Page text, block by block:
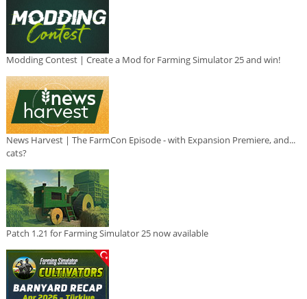
Modding Contest | Create a Mod for Farming Simulator 25 and win!
News Harvest | The FarmCon Episode - with Expansion Premiere, and...
cats?
Patch 1.21 for Farming Simulator 25 now available